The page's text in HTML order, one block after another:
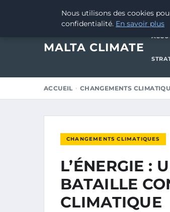
24 AOÛT 2025
MALTA CLIMATE
ACCUEIL CHANGEMENTS
CHANGEMENTS CLIMATIQUES
L’ÉNERGIE :
BATAILLE
CLIMATIQUE
Nous utilisons des cookies
confidentialité. En savoir plus